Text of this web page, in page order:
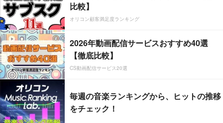
比較】
オリコン顧客満足度ランキング
2026年動画配信サービスおすすめ40選
【徹底比較】
CS動画配信サービス20選
毎週の音楽ランキングから、ヒットの推移
をチェック！